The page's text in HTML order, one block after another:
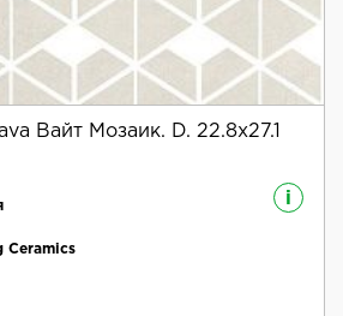
Вайт Мозаик. D. 22.8x27.1
i
Ceramics